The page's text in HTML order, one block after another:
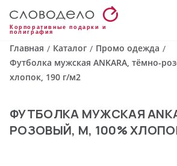
Корпоративные подарки и
полиграфия
Главная / Каталог / Промо одежда /
Футболка мужская ANKARA, тёмно-
хлопок, 190 г/м2
ФУТБОЛКА МУЖСКАЯ
РОЗОВЫЙ, M, 100%